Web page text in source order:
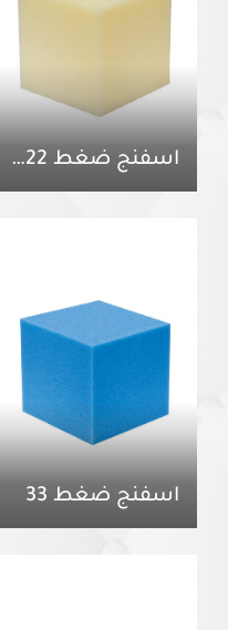
اسفنج ضغط 22 سوفت
اسفنج ضغط 33